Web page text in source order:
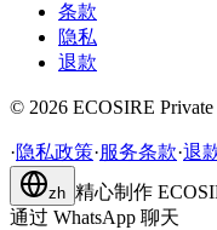
条款
隐私
退款
© 2026 ECOSIRE
·隐私政策·服务条款·退
zh 精心制作
通过 WhatsApp 聊天